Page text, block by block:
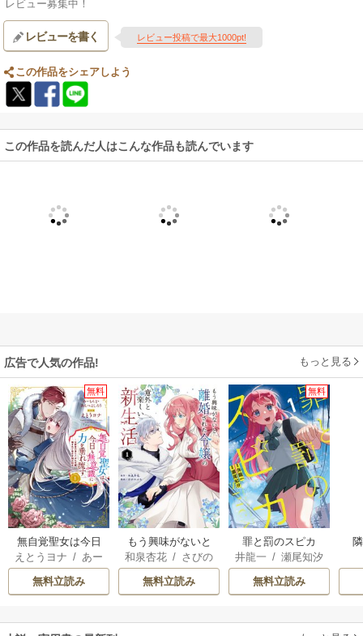
レビュー募集中！
レビューを書く レビュー投稿で最大1000pt!
この作品をシェアしよう
この作品を読んだ人はこんな作品も読んでいます
広告で人気の作品! もっと見る
無料
無自覚聖女は今日
も無意識に力を垂
れ流す ～公爵家
の落ちこぼれ令
を掴み取る～
えとうヨナ /あー
もんど/ あんべよ
しろう
無料立読み
もう興味がないと
離婚された令嬢の
意外と楽しい新生
活
和泉杏花 / さびの
ぶち
無料立読み
無料
罪と罰のスピカ
井龍一 /瀬尾知汐
無料立読み